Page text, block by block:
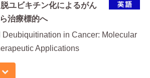
ユビキチン化によるがん
治療標的へ
in Cancer: Molecular
Applications